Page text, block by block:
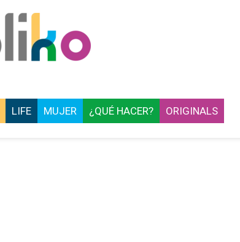
LIFE MUJER ¿QUÉ HACER? ORIGINALS